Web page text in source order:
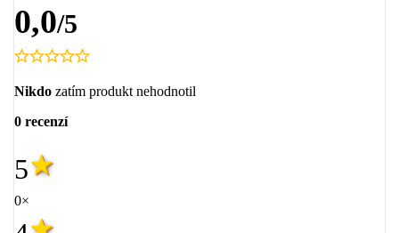
0,0/5
Nikdo zatím produkt nehodnotil
0 recenzí
5
0×